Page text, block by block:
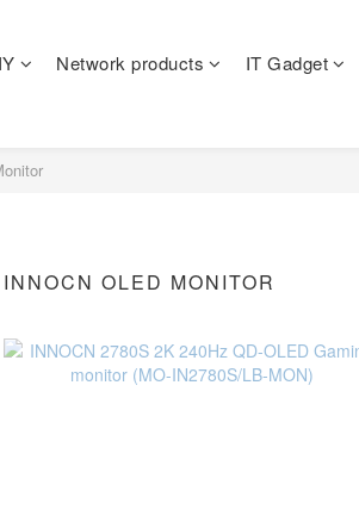
Network products IT Gadget
INNOCN OLED MONITOR